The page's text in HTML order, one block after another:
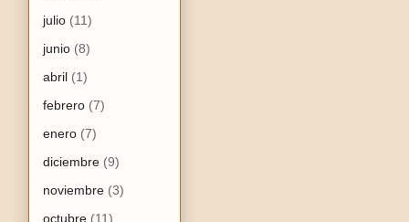
julio (11)
junio (8)
abril (1)
febrero (7)
enero (7)
diciembre (9)
noviembre (3)
octubre (11)